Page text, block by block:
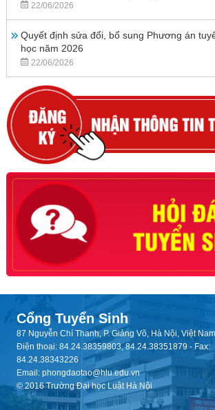
22/06/2026
Quyết định sửa đổi, bổ sung Phương án
học năm 2026
22/06/2026
Cổng Tuyển Sinh
87 Nguyễn Chí Thanh, P. Giảng Võ, Hà Nội, Việt Nam
Điện thoại: 84.24.38359803, 84.24.38351879 - Fax:
84.24.38343226
Email: phongdaotao@hlu.edu.vn
© 2016 Trường Đại học Luật Hà Nội